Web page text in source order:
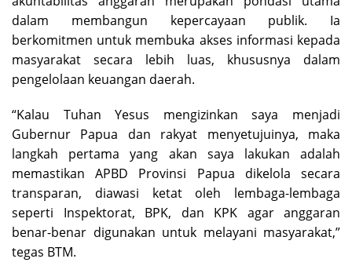
dalam membangun kepercayaan publik. Ia
berkomitmen untuk membuka akses informasi kepada
masyarakat secara lebih luas, khususnya dalam
pengelolaan keuangan daerah.
“Kalau Tuhan Yesus mengizinkan saya menjadi
Gubernur Papua dan rakyat menyetujuinya, maka
langkah pertama yang akan saya lakukan adalah
memastikan APBD Provinsi Papua dikelola secara
transparan, diawasi ketat oleh lembaga-lembaga
seperti Inspektorat, BPK, dan KPK agar anggaran
benar-benar digunakan untuk melayani masyarakat,”
tegas BTM.